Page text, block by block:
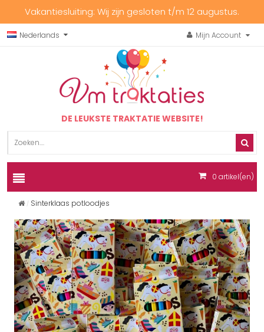
Vakantiesluiting: Wij zijn gesloten t/m 12 augustus.
Nederlands Mijn Account
DE LEUKSTE TRAKTATIE WEBSITE!
0 artikel(en)
Sinterklaas potloodjes